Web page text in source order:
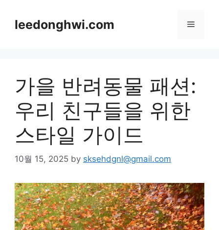
contentleedonghwi.com Menu
가을 반려동물 패션:
우리 친구들을 위한
스타일 가이드
10월 15, 2025 by sksehdgnl@gmail.com